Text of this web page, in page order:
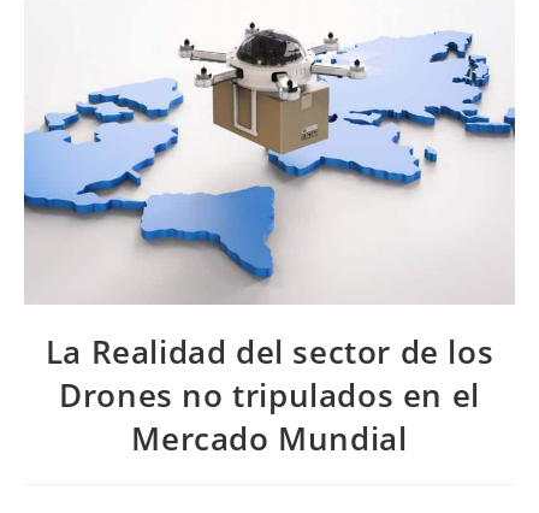
La Realidad del sector de los
Drones no tripulados en el
Mercado Mundial